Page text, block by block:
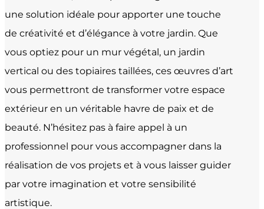
une solution idéale pour apporter une touche
de créativité et d’élégance à votre jardin. Que
vous optiez pour un mur végétal, un jardin
vertical ou des topiaires taillées, ces œuvres d’art
vous permettront de transformer votre espace
extérieur en un véritable havre de paix et de
beauté. N’hésitez pas à faire appel à un
professionnel pour vous accompagner dans la
réalisation de vos projets et à vous laisser guider
par votre imagination et votre sensibilité
artistique.